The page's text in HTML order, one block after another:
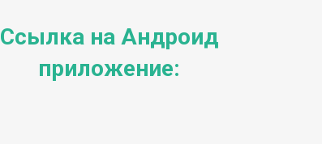
Ссылка на Андроид
приложение: